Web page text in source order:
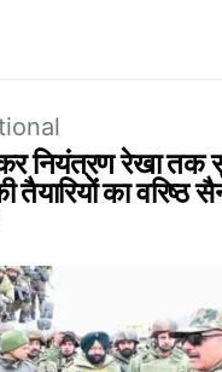
नियंत्रण रेखा तक
का वरिष्ठ